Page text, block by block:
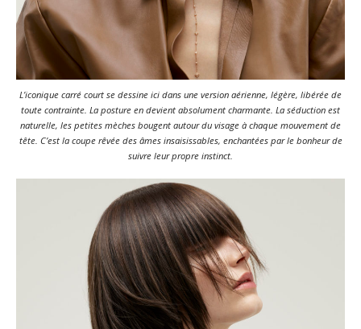
L’iconique carré court se dessine ici dans une version aérienne, légère, libérée de
toute contrainte. La posture en devient absolument charmante. La séduction est
naturelle, les petites mèches bougent autour du visage à chaque mouvement de
tête. C’est la coupe rêvée des âmes insaisissables, enchantées par le bonheur de
suivre leur propre instinct.